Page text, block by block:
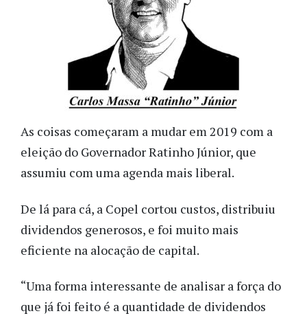
As coisas começaram a mudar em 2019 com a
eleição do Governador Ratinho Júnior, que
assumiu com uma agenda mais liberal.
De lá para cá, a Copel cortou custos, distribuiu
dividendos generosos, e foi muito mais
eficiente na alocação de capital.
“Uma forma interessante de analisar a força do
que já foi feito é a quantidade de dividendos